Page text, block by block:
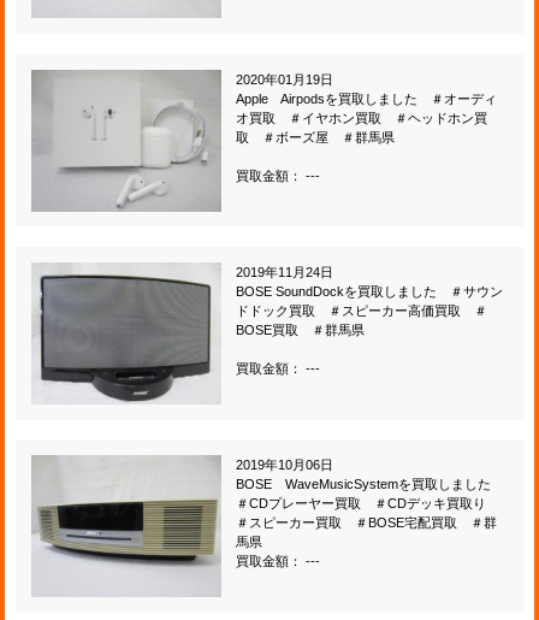
2020年01月19日
Apple Airpodsを買取しました ＃オーディ
オ買取 ＃イヤホン買取 ＃ヘッドホン買
取 ＃ボーズ屋 ＃群馬県
買取金額： ---
2019年11月24日
BOSE SoundDockを買取しました ＃サウン
ドドック買取 ＃スピーカー高価買取 ＃
BOSE買取 ＃群馬県
買取金額： ---
2019年10月06日
BOSE WaveMusicSystemを買取しました
＃CDプレーヤー買取 ＃CDデッキ買取り
＃スピーカー買取 ＃BOSE宅配買取 ＃群
馬県
買取金額： ---